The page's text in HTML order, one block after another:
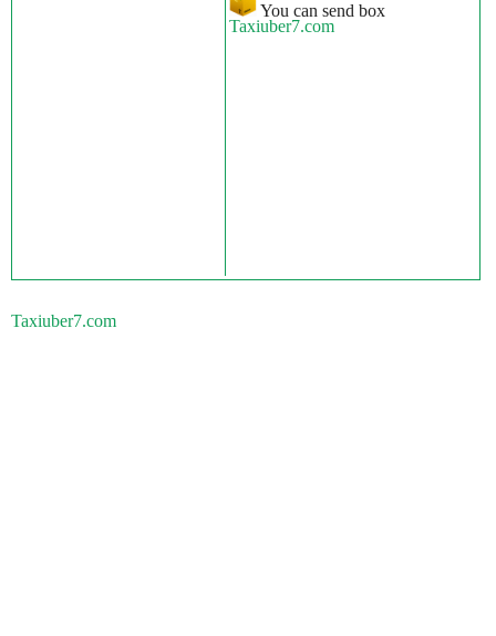
You can send box
Taxiuber7.com
Taxiuber7.com